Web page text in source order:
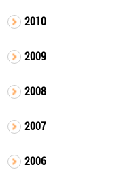
2010
2009
2008
2007
2006